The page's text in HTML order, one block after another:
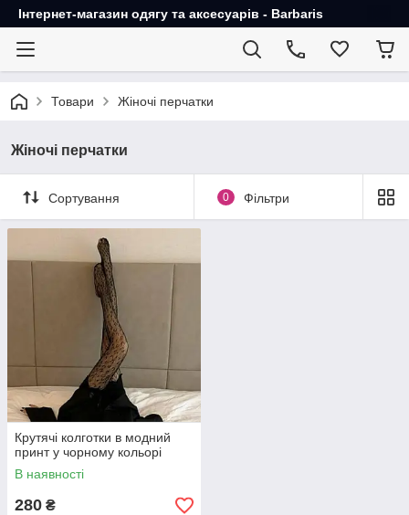
Інтернет-магазин одягу та аксесуарів - Barbaris
Товари Жіночі перчатки
Жіночі перчатки
Сортування 0 Фільтри
Крутячі колготки в модний
принт у чорному кольорі
В наявності
280 ₴